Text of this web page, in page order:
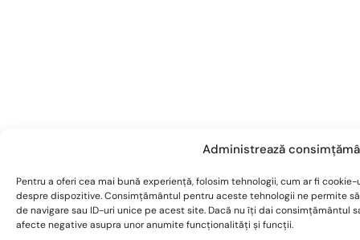
Administrează
Pentru a oferi cea mai bună experiență, folosim tehnologii, cum ar fi
despre dispozitive. Consimțământul pentru aceste tehnologii ne permite
de navigare sau ID-uri unice pe acest site. Dacă nu îți dai consimțământul
afecte negative asupra unor anumite funcționalități și funcții.